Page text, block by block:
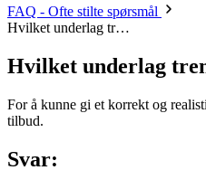
FAQ - Ofte stilte spørsmål
Hvilket underlag tr…
Hvilket underlag
For å kunne gi et korrekt og
tilbud.
Svar: